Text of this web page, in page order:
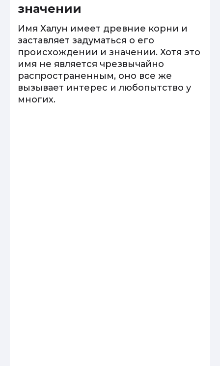
значении
Имя Халун имеет древние корни и
заставляет задуматься о его
происхождении и значении. Хотя это
имя не является чрезвычайно
распространенным, оно все же
вызывает интерес и любопытство у
многих.